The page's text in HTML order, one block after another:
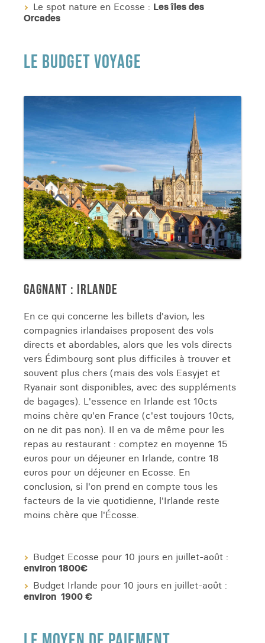
Le spot nature en Ecosse : Les îles des
Orcades
LE BUDGET VOYAGE
GAGNANT : IRLANDE
En ce qui concerne les billets d'avion, les
compagnies irlandaises proposent des vols
directs et abordables, alors que les vols directs
vers Édimbourg sont plus difficiles à trouver et
souvent plus chers (mais des vols Easyjet et
Ryanair sont disponibles, avec des suppléments
de bagages). L'essence en Irlande est 10cts
moins chère qu'en France (c'est toujours 10cts,
on ne dit pas non). Il en va de même pour les
repas au restaurant : comptez en moyenne 15
euros pour un déjeuner en Irlande, contre 18
euros pour un déjeuner en Ecosse. En
conclusion, si l'on prend en compte tous les
facteurs de la vie quotidienne, l'Irlande reste
moins chère que l'Écosse.
Budget Ecosse pour 10 jours en juillet-août :
environ 1800€
Budget Irlande pour 10 jours en juillet-août :
environ 1900 €